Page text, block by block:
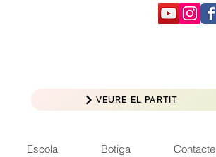
VEURE EL PARTIT
Escola Botiga Contacte